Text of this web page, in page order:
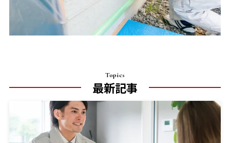
Topics
最新記事